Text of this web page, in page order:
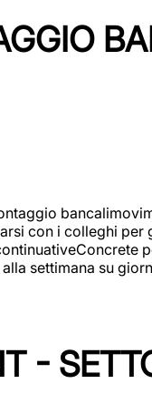
con i colleghi
settimana su
-